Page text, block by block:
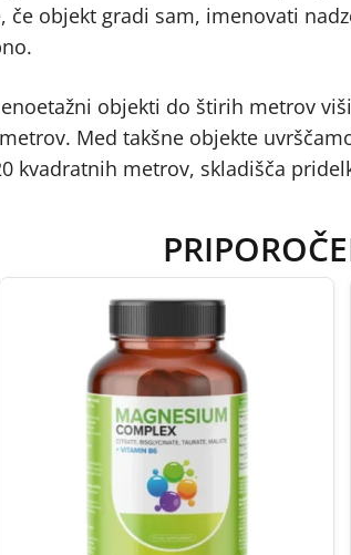
če objekt gradi sam, imenovati
objekti do štirih metrov
Med takšne objekte
kvadratnih metrov, skladišča